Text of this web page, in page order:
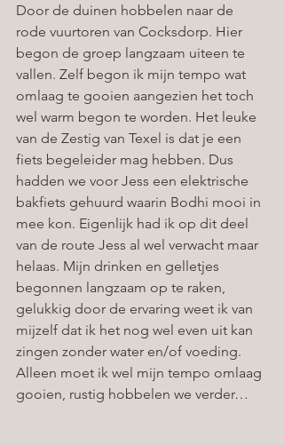
Door de duinen hobbelen naar de
rode vuurtoren van Cocksdorp. Hier
begon de groep langzaam uiteen te
vallen. Zelf begon ik mijn tempo wat
omlaag te gooien aangezien het toch
wel warm begon te worden. Het leuke
van de Zestig van Texel is dat je een
fiets begeleider mag hebben. Dus
hadden we voor Jess een elektrische
bakfiets gehuurd waarin Bodhi mooi in
mee kon. Eigenlijk had ik op dit deel
van de route Jess al wel verwacht maar
helaas. Mijn drinken en gelletjes
begonnen langzaam op te raken,
gelukkig door de ervaring weet ik van
mijzelf dat ik het nog wel even uit kan
zingen zonder water en/of voeding.
Alleen moet ik wel mijn tempo omlaag
gooien, rustig hobbelen we verder…